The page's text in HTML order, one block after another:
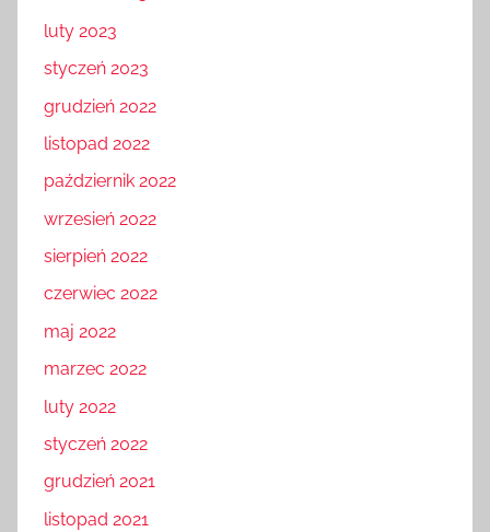
luty 2023
styczeń 2023
grudzień 2022
listopad 2022
październik 2022
wrzesień 2022
sierpień 2022
czerwiec 2022
maj 2022
marzec 2022
luty 2022
styczeń 2022
grudzień 2021
listopad 2021